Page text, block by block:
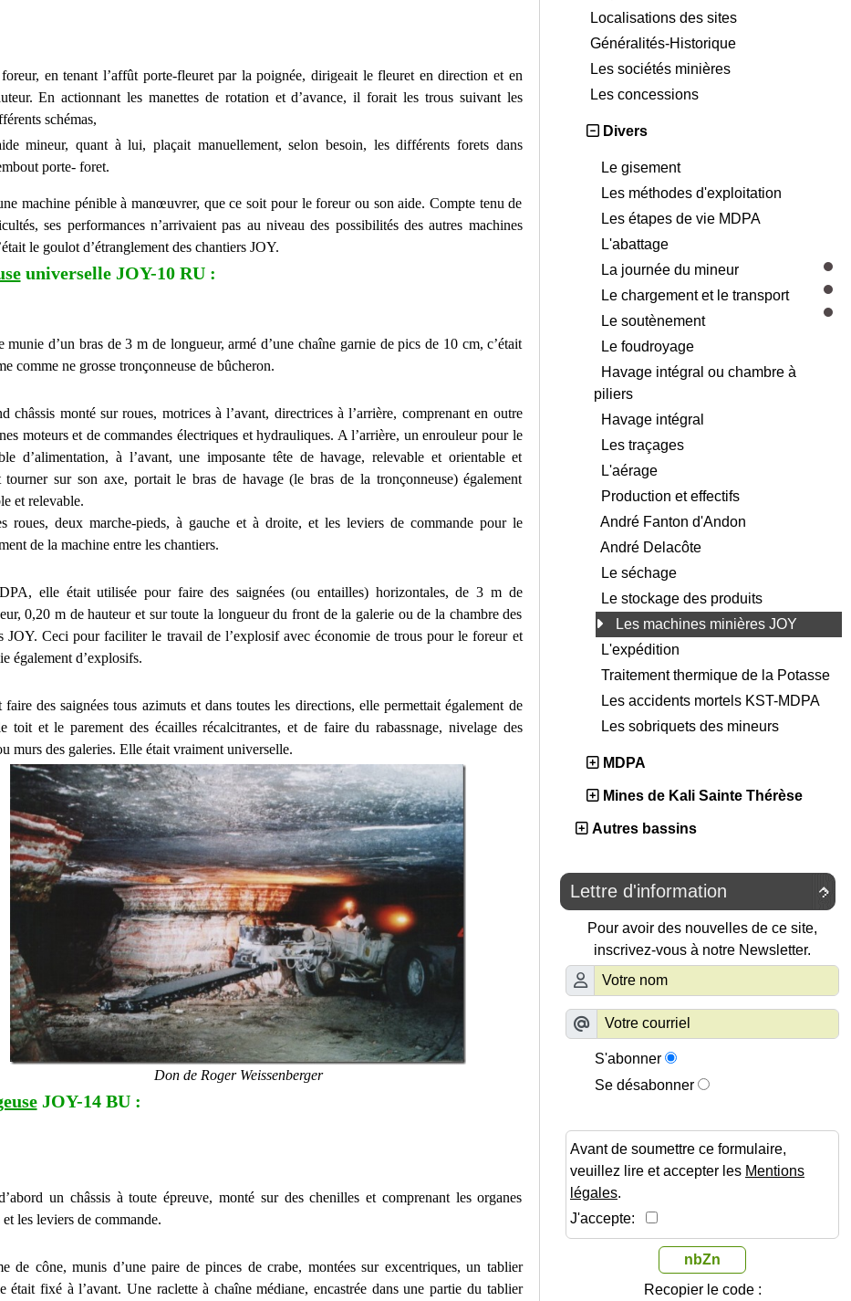
en tenant l’affût porte-fleuret par la poignée, dirigeait le fleuret en direction et en
En actionnant les manettes de rotation et d’avance, il forait les trous suivant les
schémas,
mineur, quant à lui, plaçait manuellement, selon besoin, les différents forets dans
porte- foret.
machine pénible à manœuvrer, que ce soit pour le foreur ou son aide. Compte tenu de
ses performances n’arrivaient pas au niveau des possibilités des autres machines
le goulot d’étranglement des chantiers JOY.
universelle JOY-10 RU :
munie d’un bras de 3 m de longueur, armé d’une chaîne garnie de pics de 10 cm, c’était
comme ne grosse tronçonneuse de bûcheron.
châssis monté sur roues, motrices à l’avant, directrices à l’arrière, comprenant en outre
moteurs et de commandes électriques et hydrauliques. A l’arrière, un enrouleur pour le
d’alimentation, à l’avant, une imposante tête de havage, relevable et orientable et
tourner sur son axe, portait le bras de havage (le bras de la tronçonneuse) également
et relevable.
roues, deux marche-pieds, à gauche et à droite, et les leviers de commande pour le
de la machine entre les chantiers.
elle était utilisée pour faire des saignées (ou entailles) horizontales, de 3 m de
0,20 m de hauteur et sur toute la longueur du front de la galerie ou de la chambre des
JOY. Ceci pour faciliter le travail de l’explosif avec économie de trous pour le foreur et
également d’explosifs.
faire des saignées tous azimuts et dans toutes les directions, elle permettait également de
toit et le parement des écailles récalcitrantes, et de faire du rabassnage, nivelage des
murs des galeries. Elle était vraiment universelle.
Don de Roger Weissenberger
JOY-14 BU :
un châssis à toute épreuve, monté sur des chenilles et comprenant les organes
et les leviers de commande.
de cône, munis d’une paire de pinces de crabe, montées sur excentriques, un tablier
était fixé à l’avant. Une raclette à chaîne médiane, encastrée dans une partie du tablier
Localisations des sites
Généralités-Historique
Les sociétés minières
Les concessions
Divers
Le gisement
Les méthodes d'exploitation
Les étapes de vie MDPA
L'abattage
La journée du mineur
Le chargement et le transport
Le soutènement
Le foudroyage
Havage intégral ou chambre à
piliers
Havage intégral
Les traçages
L'aérage
Production et effectifs
André Fanton d'Andon
André Delacôte
Le séchage
Le stockage des produits
Les machines minières JOY
L'expédition
Traitement thermique de la Potasse
Les accidents mortels KST-MDPA
Les sobriquets des mineurs
MDPA
Mines de Kali Sainte Thérèse
Autres bassins

Lettre d'information
Pour avoir des nouvelles de ce site,
inscrivez-vous à notre Newsletter.
S'abonner
Se désabonner
Avant de soumettre ce formulaire,
veuillez lire et accepter les Mentions
légales.
J'accepte:
nbZn
Recopier le code :